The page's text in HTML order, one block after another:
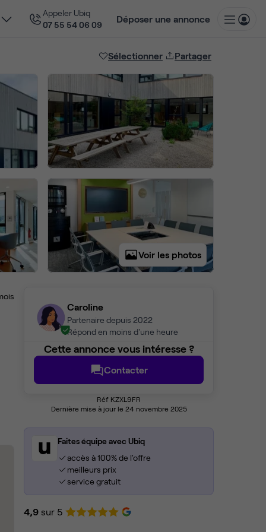
Appeler Ubiq
07 55 54 06 09
Déposer une annonce
Sélectionner Partager
Voir les photos
Caroline
Partenaire depuis 2022
Répond en moins d'une heure
Cette annonce vous intéresse ?
Contacter
Réf KZXL9FR
Dernière mise à jour le 24 novembre 2025
Faites équipe avec Ubiq
accès à 100% de l'offre
meilleurs prix
service gratuit
4,9 sur 5